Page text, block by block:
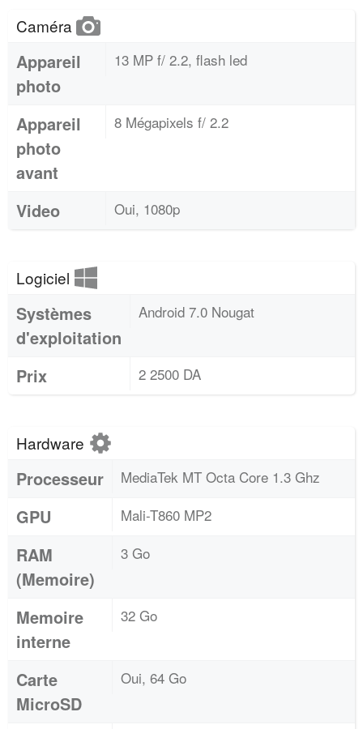
Caméra
Appareil
photo
13 MP f/ 2.2, flash led
Appareil
photo
avant
8 Mégapixels f/ 2.2
Video Oui, 1080p
Logiciel
Systèmes
d'exploitation
Android 7.0 Nougat
Prix 2 2500 DA
Hardware
Processeur MediaTek MT Octa Core 1.3 Ghz
GPU Mali-T860 MP2
RAM
(Memoire)
3 Go
Memoire
interne
32 Go
Carte
MicroSD
Oui, 64 Go